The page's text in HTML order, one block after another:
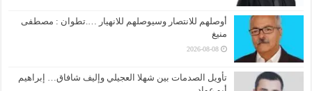
أوصلهم للانتصار وسيوصلهم للانهيار ….تطوان : مصطفى
منيغ
2026-08-08
تأويل الصدمات بين شهلا العجيلي وإليف شافاق… إبراهيم